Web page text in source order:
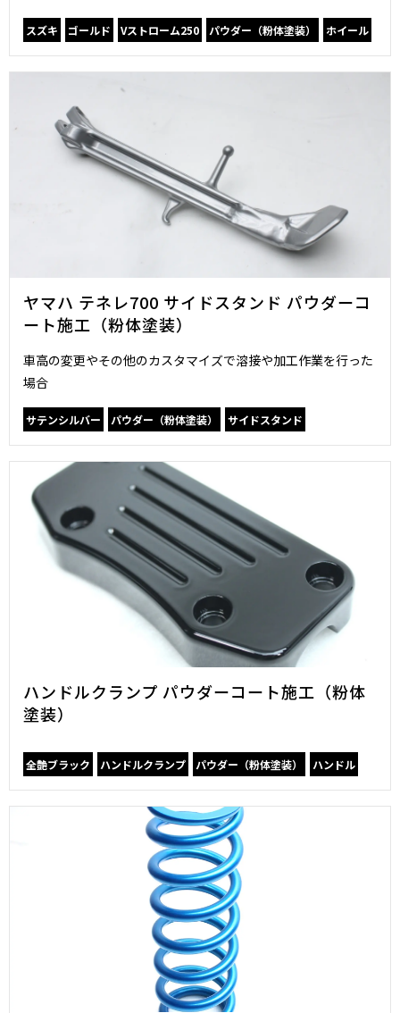
スズキ ゴールド Vストローム250 パウダー（粉体塗装） ホイール
ヤマハ テネレ700 サイドスタンド パウダーコ
ート施工（粉体塗装）
車高の変更やその他のカスタマイズで溶接や加工作業を行った
場合
サテンシルバー パウダー（粉体塗装） サイドスタンド
ハンドルクランプ パウダーコート施工（粉体
塗装）
全艶ブラック ハンドルクランプ パウダー（粉体塗装） ハンドル